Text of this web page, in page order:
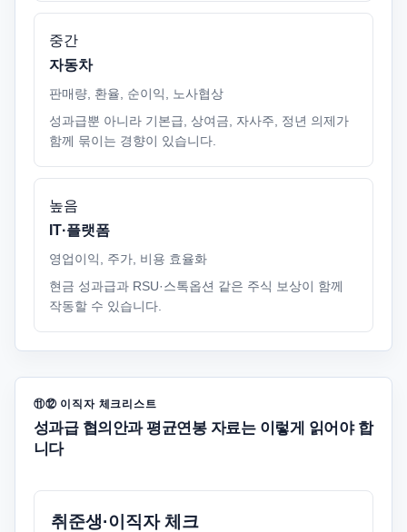
중간
자동차
판매량, 환율, 순이익, 노사협상
성과급뿐 아니라 기본급, 상여금, 자사주, 정년 의제가
함께 묶이는 경향이 있습니다.
높음
IT·플랫폼
영업이익, 주가, 비용 효율화
현금 성과급과 RSU·스톡옵션 같은 주식 보상이 함께
작동할 수 있습니다.
⑪⑫ 이직자 체크리스트
성과급 협의안과 평균연봉 자료는 이렇게 읽어야 합
니다
취준생·이직자 체크